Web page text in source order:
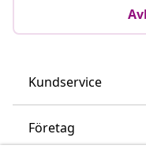
Kundservice
Företag